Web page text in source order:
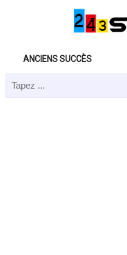
ANCIENS SUCCÈS